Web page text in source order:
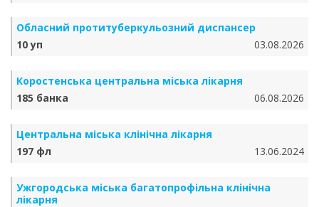
Обласний протитуберкульозний диспансер
10 уп
03.08.2026
Коростенська центральна міська лікарня
185 банка
06.08.2026
Центральна міська клінічна лікарня
197 фл
13.06.2024
Ужгородська міська багатопрофільна клінічна
лікарня